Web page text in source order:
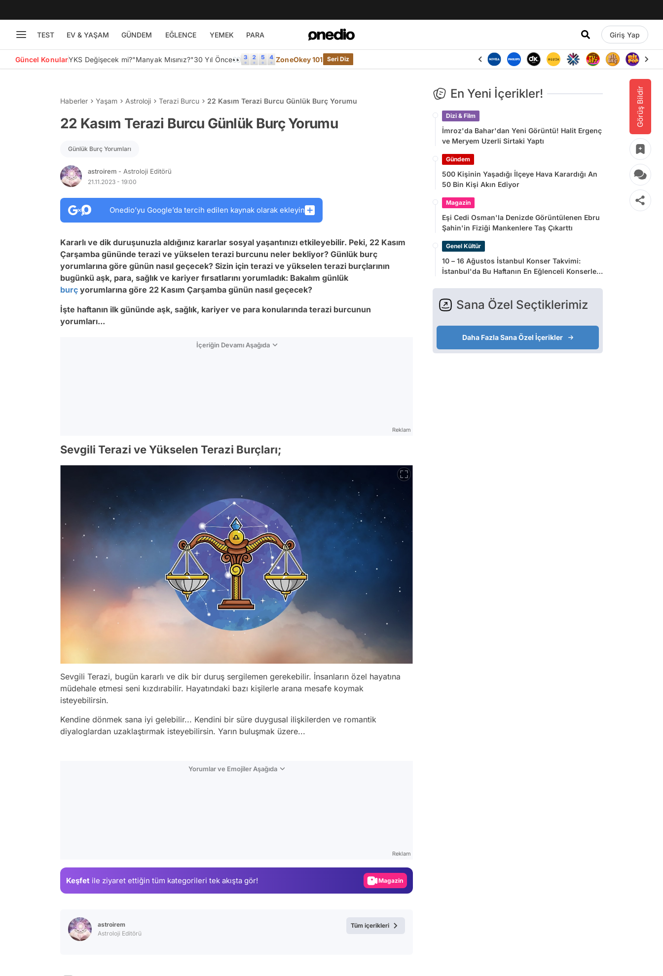
TEST EV & YAŞAM GÜNDEM EĞLENCE YEMEK PARA Giriş Yap
Güncel KonularYKS Değişecek mi?"Manyak Mısınız?"30 Yıl Önce👀 ZoneOkey 101 Seri Diz
Görüş Bildir
Haberler Yaşam Astroloji Terazi Burcu 22 Kasım Terazi Burcu Günlük Burç Yorumu
22 Kasım Terazi Burcu Günlük Burç Yorumu
Günlük Burç Yorumları
astroirem - Astroloji Editörü
21.11.2023 - 19:00
Onedio’yu Google’da tercih edilen kaynak olarak ekleyin
Kararlı ve dik duruşunuzla aldığınız kararlar sosyal yaşantınızı etkileyebilir. Peki, 22 Kasım
Çarşamba gününde terazi ve yükselen terazi burcunu neler bekliyor? Günlük burç
yorumlarına göre günün nasıl geçecek? Sizin için terazi ve yükselen terazi burçlarının
bugünkü aşk, para, sağlık ve kariyer fırsatlarını yorumladık: Bakalım günlük
burç yorumlarına göre 22 Kasım Çarşamba günün nasıl geçecek?
İşte haftanın ilk gününde aşk, sağlık, kariyer ve para konularında terazi burcunun
yorumları...
İçeriğin Devamı Aşağıda
Reklam
Sevgili Terazi ve Yükselen Terazi Burçları;
Sevgili Terazi, bugün kararlı ve dik bir duruş sergilemen gerekebilir. İnsanların özel hayatına
müdehale etmesi seni kızdırabilir. Hayatındaki bazı kişilerle arana mesafe koymak
isteyebilirsin.
Kendine dönmek sana iyi gelebilir... Kendini bir süre duygusal ilişkilerden ve romantik
diyaloglardan uzaklaştırmak isteyebilirsin. Yarın buluşmak üzere...
Yorumlar ve Emojiler Aşağıda
Reklam
Keşfet ile ziyaret ettiğin tüm kategorileri tek akışta gör! Magazin
astroirem
Astroloji Editörü
Tüm içerikleri
En Yeni İçerikler!
Dizi & Film
İmroz'da Bahar'dan Yeni Görüntü! Halit Ergenç
ve Meryem Uzerli Sirtaki Yaptı
Gündem
500 Kişinin Yaşadığı İlçeye Hava Karardığı An
50 Bin Kişi Akın Ediyor
Magazin
Eşi Cedi Osman'la Denizde Görüntülenen Ebru
Şahin'in Fiziği Mankenlere Taş Çıkarttı
Genel Kültür
10 – 16 Ağustos İstanbul Konser Takvimi:
İstanbul'da Bu Haftanın En Eğlenceli Konserleri
Sana Özel Seçtiklerimiz
Daha Fazla Sana Özel İçerikler